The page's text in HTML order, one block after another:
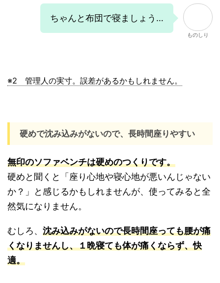
ちゃんと布団で寝ましょう…
ものしり
※2 管理人の実寸。誤差があるかもしれません。
硬めで沈み込みがないので、長時間座りやすい
無印のソファベンチは硬めのつくりです。
硬めと聞くと「座り心地や寝心地が悪いんじゃない
か？」と感じるかもしれませんが、使ってみると全
然気になりません。
むしろ、 沈み込みがないので長時間座っても腰が痛
くなりませんし、１晩寝ても体が痛くならず、快
適。